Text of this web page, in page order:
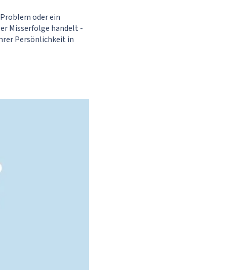
oder ein
Misserfolge handelt -
Persönlichkeit in